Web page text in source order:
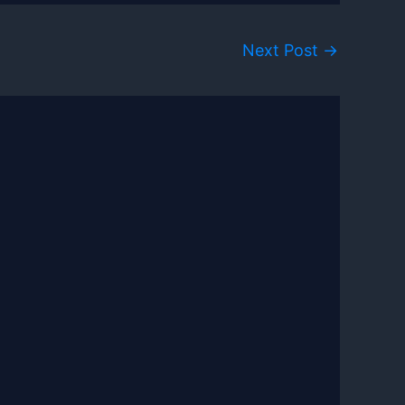
Next Post →